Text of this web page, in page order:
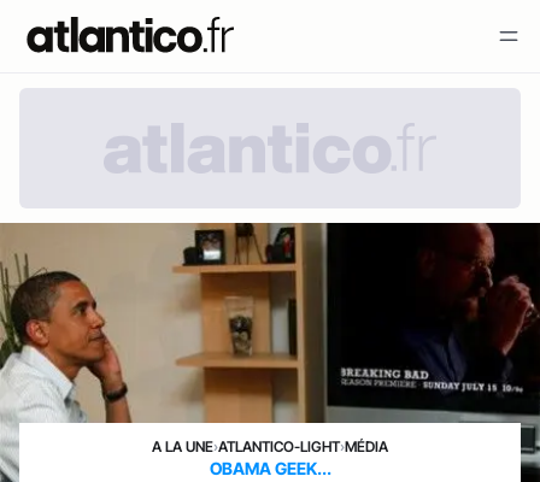
A LA UNE›ATLANTICO-LIGHT›MÉDIA
OBAMA GEEK...